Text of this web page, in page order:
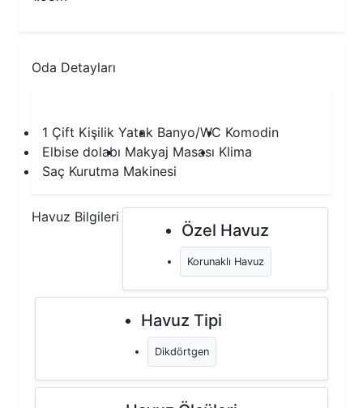
Oda Detayları
1 Çift Kişilik Yatak Banyo/WC Komodin
Elbise dolabı Makyaj Masası Klima
Saç Kurutma Makinesi
Havuz Bilgileri
Özel Havuz
Korunaklı Havuz
Havuz Tipi
Dikdörtgen